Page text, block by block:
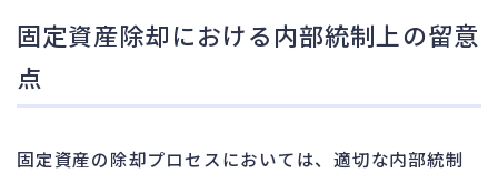
固定資産除却における内部統制上の留意
点
固定資産の除却プロセスにおいては、適切な内部統制